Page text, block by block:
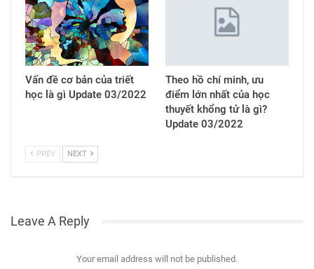
Vấn đề cơ bản của triết
học là gì Update 03/2022
Theo hồ chí minh, ưu
điểm lớn nhất của học
thuyết khổng tử là gì?
Update 03/2022
PREV NEXT
Leave A Reply
Your email address will not be published.